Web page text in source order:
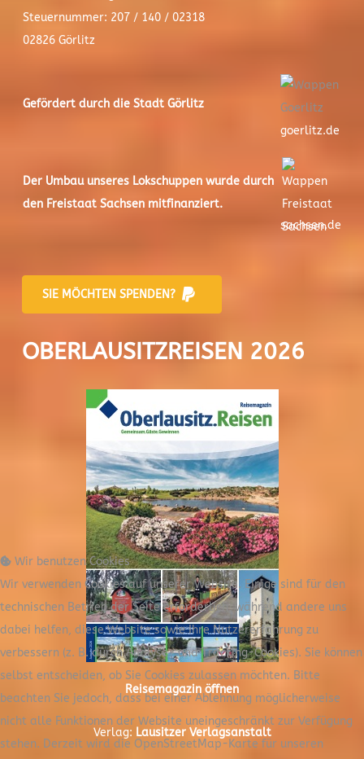
Steuernummer: 207 / 140 / 02318
02826 Görlitz
Gefördert durch die Stadt Görlitz
goerlitz.de
Der Umbau unseres Lokschuppen wurde durch
den Freistaat Sachsen mitfinanziert.
sachsen.de
SIE MÖCHTEN SPENDEN?
OBERLAUSITZREISEN 2026
Reisemagazin öffnen
Verlag: Lausitzer Verlagsanstalt
Wir benutzen Cookies
Wir verwenden Cookies auf unserer Website. Einige sind für den
technischen Betrieb der Seite erforderlich, während andere uns
dabei helfen, diese Website sowie Ihre Nutzererfahrung zu
verbessern (z. B. durch Analyse- und Tracking-Cookies). Sie können
selbst entscheiden, ob Sie Cookies zulassen möchten. Bitte
beachten Sie jedoch, dass bei einer Ablehnung möglicherweise
nicht alle Funktionen der Website uneingeschränkt zur Verfügung
stehen. Derzeit wird die OpenStreetMap-Karte für unseren